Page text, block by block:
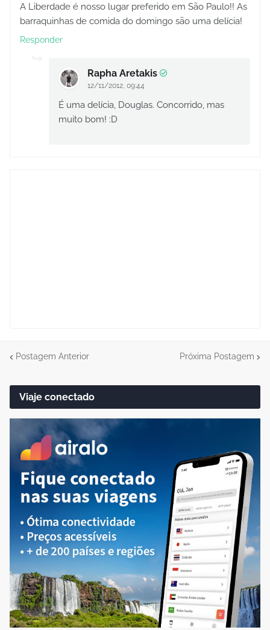
A Liberdade é nosso lugar preferido em São Paulo!! As
barraquinhas de comida do domingo são uma delícia!
Responder
Rapha Aretakis
12/11/2012, 09:44
É uma delícia, Douglas. Concorrido, mas
muito bom! :D
Postagem Anterior Próxima Postagem
Viaje conectado